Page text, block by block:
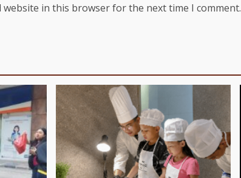
website in this browser for the next time I comment.